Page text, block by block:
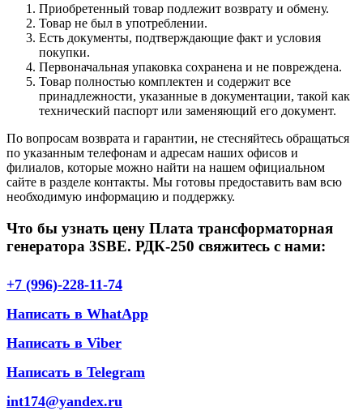
Приобретенный товар подлежит возврату и обмену.
Товар не был в употреблении.
Есть документы, подтверждающие факт и условия
покупки.
Первоначальная упаковка сохранена и не повреждена.
Товар полностью комплектен и содержит все
принадлежности, указанные в документации, такой как
технический паспорт или заменяющий его документ.
По вопросам возврата и гарантии, не стесняйтесь обращаться
по указанным телефонам и адресам наших офисов и
филиалов, которые можно найти на нашем официальном
сайте в разделе контакты. Мы готовы предоставить вам всю
необходимую информацию и поддержку.
Что бы узнать цену Плата трансформаторная
генератора 3SBE. РДК-250 свяжитесь с нами:
+7 (996)-228-11-74
Написать в WhatApp
Написать в Viber
Написать в Telegram
int174@yandex.ru